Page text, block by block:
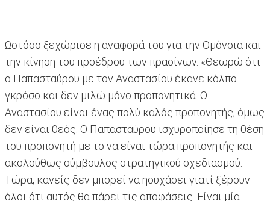
Ωστόσο ξεχώρισε η αναφορά του για την Ομόνοια και
την κίνηση του προέδρου των πρασίνων. «Θεωρώ ότι
ο Παπασταύρου με τον Αναστασίου έκανε κόλπο
γκρόσο και δεν μιλώ μόνο προπονητικά. Ο
Αναστασίου είναι ένας πολύ καλός προπονητής, όμως
δεν είναι θεός. Ο Παπασταύρου ισχυροποίησε τη θέση
του προπονητή με το να είναι τώρα προπονητής και
ακολούθως σύμβουλος στρατηγικού σχεδιασμού.
Τώρα, κανείς δεν μπορεί να ησυχάσει γιατί ξέρουν
όλοι ότι αυτός θα πάρει τις αποφάσεις. Είναι μία